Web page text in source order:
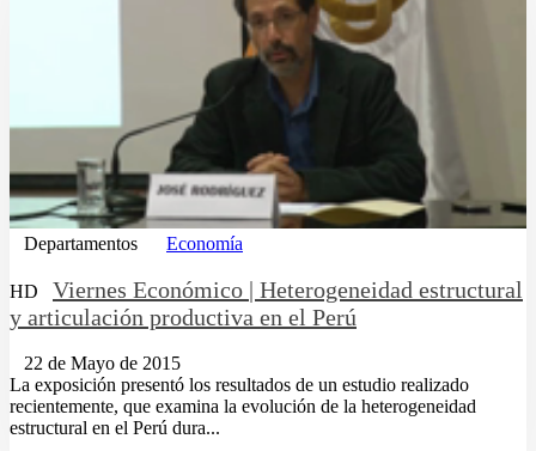
Departamentos Economía
HD
Viernes Económico | Heterogeneidad estructural
y articulación productiva en el Perú
22 de Mayo de 2015
La exposición presentó los resultados de un estudio realizado
recientemente, que examina la evolución de la heterogeneidad
estructural en el Perú dura...